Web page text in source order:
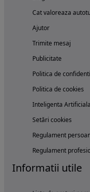
Cat valoreaza
Ajutor
Trimite mesaj
Publicitate
Politica de
Politica de cookies
Inteligenta
Setări cookies
Regulament
Regulament
Informatii utile